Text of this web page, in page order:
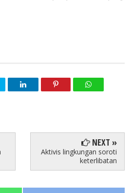
NEXT »
Aktivis lingkungan soroti
keterlibatan